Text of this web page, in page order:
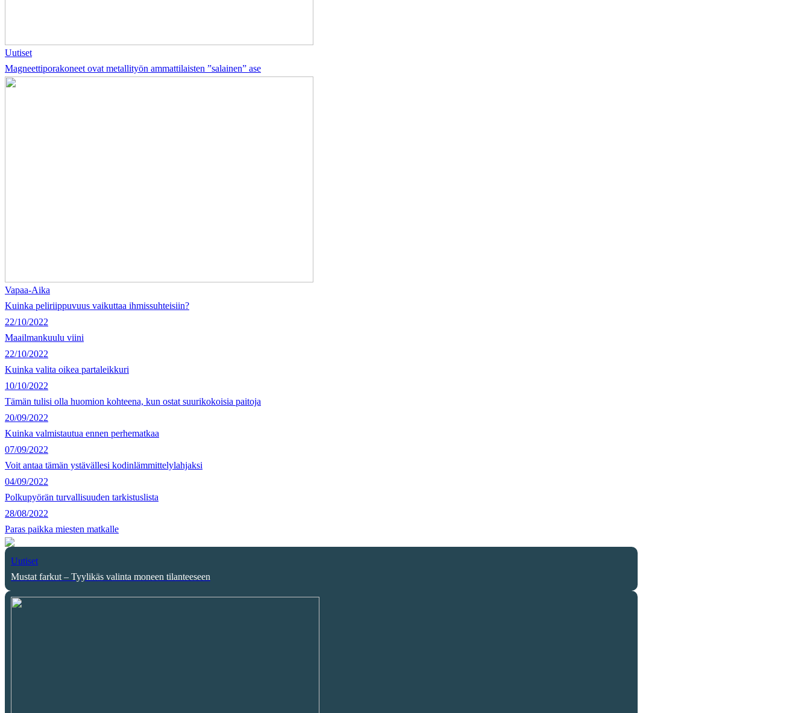
Uutiset
Magneettiporakoneet ovat metallityön ammattilaisten ”salainen” ase
Vapaa-Aika
Kuinka peliriippuvuus vaikuttaa ihmissuhteisiin?
22/10/2022
Maailmankuulu viini
22/10/2022
Kuinka valita oikea partaleikkuri
10/10/2022
Tämän tulisi olla huomion kohteena, kun ostat suurikokoisia paitoja
20/09/2022
Kuinka valmistautua ennen perhematkaa
07/09/2022
Voit antaa tämän ystävällesi kodinlämmittelylahjaksi
04/09/2022
Polkupyörän turvallisuuden tarkistuslista
28/08/2022
Paras paikka miesten matkalle
Uutiset
Mustat farkut – Tyylikäs valinta moneen tilanteeseen